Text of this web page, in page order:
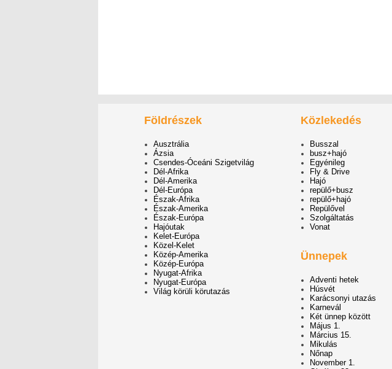
Földrészek
Ausztrália
Ázsia
Csendes-Óceáni Szigetvilág
Dél-Afrika
Dél-Amerika
Dél-Európa
Észak-Afrika
Észak-Amerika
Észak-Európa
Hajóutak
Kelet-Európa
Közel-Kelet
Közép-Amerika
Közép-Európa
Nyugat-Afrika
Nyugat-Európa
Világ körüli körutazás
Közlekedés
Busszal
busz+hajó
Egyénileg
Fly & Drive
Hajó
repülő+busz
repülő+hajó
Repülővel
Szolgáltatás
Vonat
Ünnepek
Adventi hetek
Húsvét
Karácsonyi utazás
Karnevál
Két ünnep között
Május 1.
Március 15.
Mikulás
Nőnap
November 1.